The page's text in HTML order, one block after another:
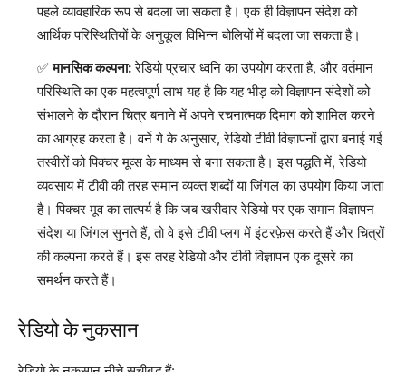
पहले व्यावहारिक रूप से बदला जा सकता है। एक ही विज्ञापन संदेश को
आर्थिक परिस्थितियों के अनुकूल विभिन्न बोलियों में बदला जा सकता है।
मानसिक कल्पना:रेडियो प्रचार ध्वनि का उपयोग करता है, और वर्तमान
परिस्थिति का एक महत्वपूर्ण लाभ यह है कि यह भीड़ को विज्ञापन संदेशों को
संभालने के दौरान चित्र बनाने में अपने रचनात्मक दिमाग को शामिल करने
का आग्रह करता है। वर्ने गे के अनुसार, रेडियो टीवी विज्ञापनों द्वारा बनाई गई
तस्वीरों को पिक्चर मूव्स के माध्यम से बना सकता है। इस पद्धति में, रेडियो
व्यवसाय में टीवी की तरह समान व्यक्त शब्दों या जिंगल का उपयोग किया जाता
है। पिक्चर मूव का तात्पर्य है कि जब खरीदार रेडियो पर एक समान विज्ञापन
संदेश या जिंगल सुनते हैं, तो वे इसे टीवी प्लग में इंटरफ़ेस करते हैं और चित्रों
की कल्पना करते हैं। इस तरह रेडियो और टीवी विज्ञापन एक दूसरे का
समर्थन करते हैं।
रेडियो के नुकसान